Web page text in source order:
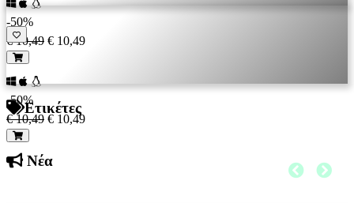
-50%
€ 10,49 € 10,49
-50%
€ 10,49 € 10,49
Ετικέτες
Νέα